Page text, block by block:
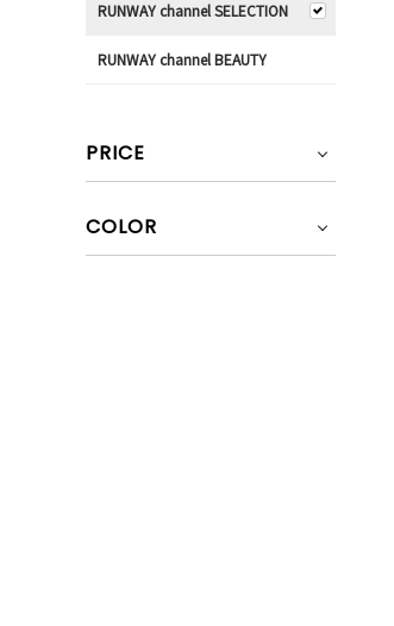
RUNWAY channel SELECTION
RUNWAY channel BEAUTY
PRICE
COLOR